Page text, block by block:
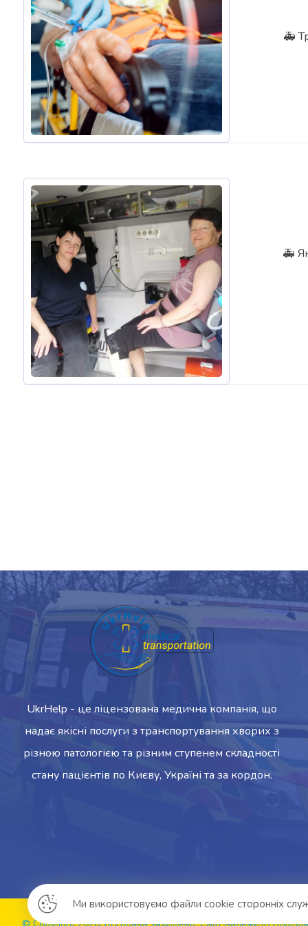
🚑
🚑
UkrHelp - це ліцензована медична компанія, що
надає якісні послуги з транспортування хворих з
різною патологією та різним ступенем складності
стану пацієнтів по Києву, Україні та за кордон.
Ми використовуємо файли cookie сторонніх